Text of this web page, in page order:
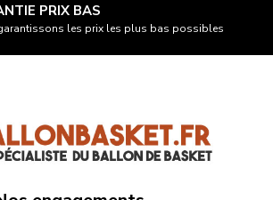
PRIX BAS
les prix les plus bas possibles